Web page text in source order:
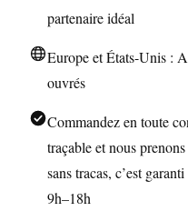
Cigare
Affichage
partenaire idéal
Europe et États-Unis :
ouvrés
Commandez en toute
traçable et nous
sans tracas, c’est
9h–18h